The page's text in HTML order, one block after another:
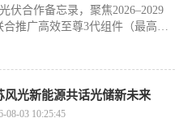
伏合作备忘录，聚焦2026–2029
推广高效至尊3代组件（最高
合全球技术实力与Al-Raebi本地
光新能源共话光储新未来
08-03 10:25:45